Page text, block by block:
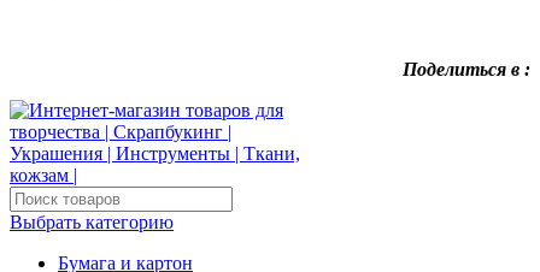
Поделиться в :
Выбрать категорию
Бумага и картон